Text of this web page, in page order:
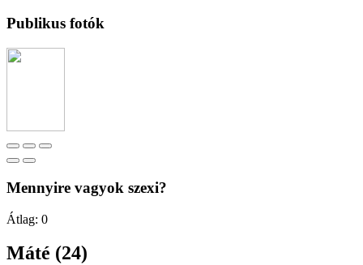
Publikus fotók
Mennyire vagyok szexi?
Átlag: 0
Máté (24)